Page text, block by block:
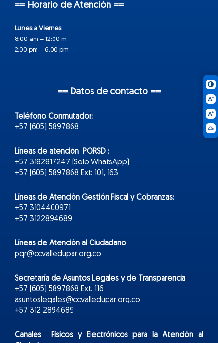
== Horario de Atención ==
Lunes a Viernes
8:00 am – 12:00 m
2:00 pm – 6:00 pm
== Datos de contacto ==
Teléfono Conmutador:
+57 (605) 5897868
Líneas de atención PQRSD :
+57 3182817247 (Solo WhatsApp)
+57 (605) 5897868 Ext: 101, 163
Líneas de Atención Gestión Fiscal y Cobranzas:
+57 3104400971
+57 3122894689
Líneas de Atención al Ciudadano
pqr@ccvalledupar.org.co
Secretaría de Asuntos Legales y de Transparencia
+57 (605) 5897868 Ext. 116
asuntoslegales@ccvalledupar.org.co
+57 312 2894689
Canales Físicos yElectrónicospara la Atención al